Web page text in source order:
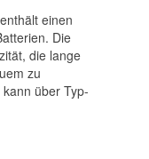
einen
Die
die lange
zu
über Typ-